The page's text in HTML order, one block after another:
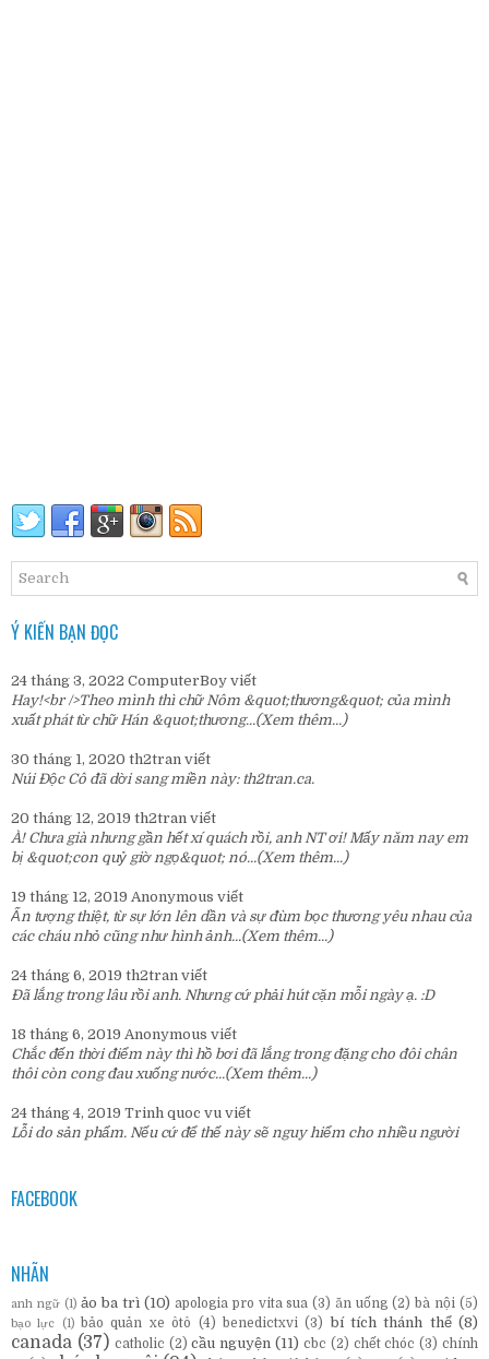
Ý KIẾN BẠN ĐỌC
24 tháng 3, 2022 ComputerBoy viết
Hay!<br />Theo mình thì chữ Nôm &quot;thương&quot; của mình
xuất phát từ chữ Hán &quot;thương...(Xem thêm...)
30 tháng 1, 2020 th2tran viết
Núi Độc Cô đã dời sang miền này: th2tran.ca.
20 tháng 12, 2019 th2tran viết
À! Chưa già nhưng gần hết xí quách rồi, anh NT ơi! Mấy năm nay em
bị &quot;con quỷ giờ ngọ&quot; nó...(Xem thêm...)
19 tháng 12, 2019 Anonymous viết
Ấn tượng thiệt, từ sự lớn lên dần và sự đùm bọc thương yêu nhau của
các cháu nhỏ cũng như hình ảnh...(Xem thêm...)
24 tháng 6, 2019 th2tran viết
Đã lắng trong lâu rồi anh. Nhưng cứ phải hút cặn mỗi ngày ạ. :D
18 tháng 6, 2019 Anonymous viết
Chắc đến thời điểm này thì hồ bơi đã lắng trong đặng cho đôi chân
thôi còn cong đau xuống nước...(Xem thêm...)
24 tháng 4, 2019 Trinh quoc vu viết
Lỗi do sản phẩm. Nếu cứ để thế này sẽ nguy hiểm cho nhiều người
FACEBOOK
NHÃN
anh ngữ (1) ảo ba trì (10) apologia pro vita sua (3) ăn uống (2) bà nội (5)
bạo lực (1) bảo quản xe ôtô (4) benedictxvi (3) bí tích thánh thể (8)
canada (37) catholic (2) cầu nguyện (11) cbc (2) chết chóc (3) chính